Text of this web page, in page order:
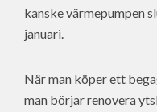
kanske värmepumpen
januari.
När man köper ett
man börjar renovera